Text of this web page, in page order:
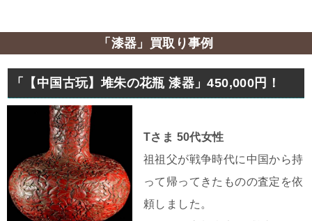
「漆器」買取り事例
「【中国古玩】堆朱の花瓶 漆器」450,000円！
Tさま 50代女性
祖祖父が戦争時代に中国から持
って帰ってきたものの査定を依
頼しました。